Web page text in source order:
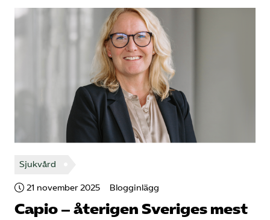
Sjukvård
21 november 2025 Blogginlägg
Capio – återigen Sveriges mest